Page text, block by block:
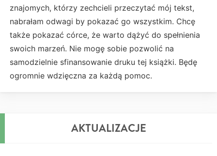
znajomych, którzy zechcieli przeczytać mój tekst,
nabrałam odwagi by pokazać go wszystkim. Chcę
także pokazać córce, że warto dążyć do spełnienia
swoich marzeń. Nie mogę sobie pozwolić na
samodzielnie sfinansowanie druku tej książki. Będę
ogromnie wdzięczna za każdą pomoc.
AKTUALIZACJE